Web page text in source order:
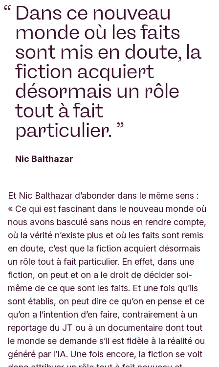
“ Dans ce nouveau
monde où les faits
sont mis en doute, la
fiction acquiert
désormais un rôle
tout à fait
particulier. ”
Nic Balthazar
Et Nic Balthazar d’abonder dans le même sens :
« Ce qui est fascinant dans le nouveau monde où
nous avons basculé sans nous en rendre compte,
où la vérité n’existe plus et où les faits sont remis
en doute, c’est que la fiction acquiert désormais
un rôle tout à fait particulier. En effet, dans une
fiction, on peut et on a le droit de décider soi-
même de ce que sont les faits. Et une fois qu’ils
sont établis, on peut dire ce qu’on en pense et ce
qu’on a l’intention d’en faire, contrairement à un
reportage du JT ou à un documentaire dont tout
le monde se demande s’il est fidèle à la réalité ou
généré par l’IA. Une fois encore, la fiction se voit